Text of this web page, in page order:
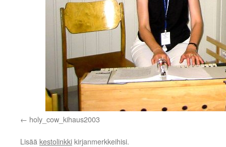
holy_cow_kihaus2003
Lisää kestolinkki kirjanmerkkeihisi.